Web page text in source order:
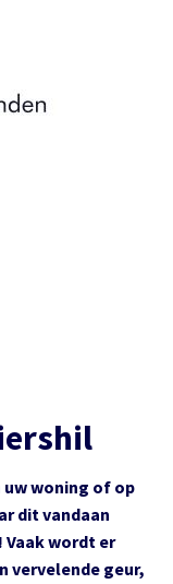
uw woning of op
dit vandaan
Vaak wordt er
vervelende geur,